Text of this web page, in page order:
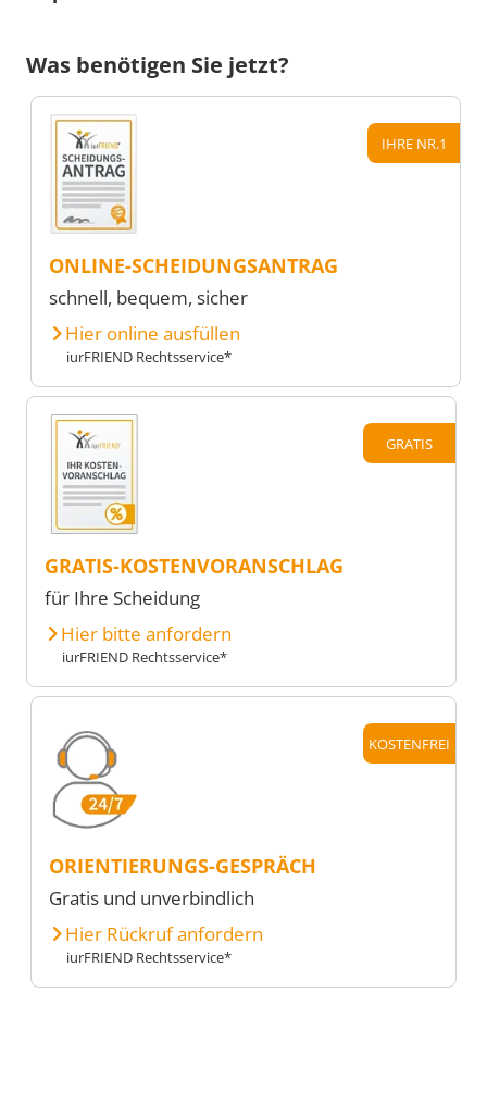
Was benötigen Sie jetzt?
IHRE NR.1
ONLINE-SCHEIDUNGSANTRAG
schnell, bequem, sicher
Hier online ausfüllen
iurFRIEND Rechtsservice*
GRATIS
GRATIS-KOSTENVORANSCHLAG
für Ihre Scheidung
Hier bitte anfordern
iurFRIEND Rechtsservice*
KOSTENFREI
ORIENTIERUNGS-GESPRÄCH
Gratis und unverbindlich
Hier Rückruf anfordern
iurFRIEND Rechtsservice*